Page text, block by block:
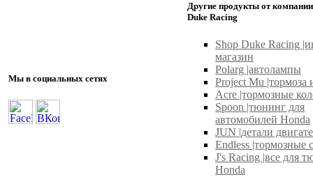
Мы в социальных сетях
Другие продукты от компании
Duke Racing
Shop Duke Racing
магазин
Polarg |автолампы
Project Mu |тормоза
Acre |тормозные
Spoon |тюнинг для
автомобилей Honda
JUN |детали
Endless |тормозные
J's Racing |все для
Honda